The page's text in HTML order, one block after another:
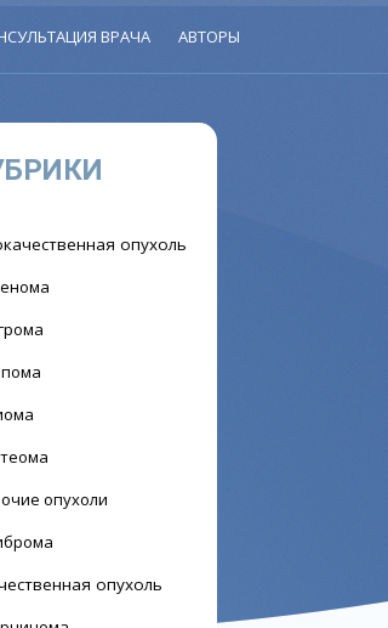
ВРАЧА АВТОРЫ
опухоль
опухоли
опухоль